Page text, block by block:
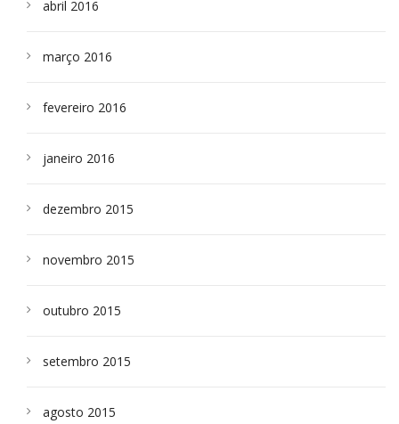
abril 2016
março 2016
fevereiro 2016
janeiro 2016
dezembro 2015
novembro 2015
outubro 2015
setembro 2015
agosto 2015